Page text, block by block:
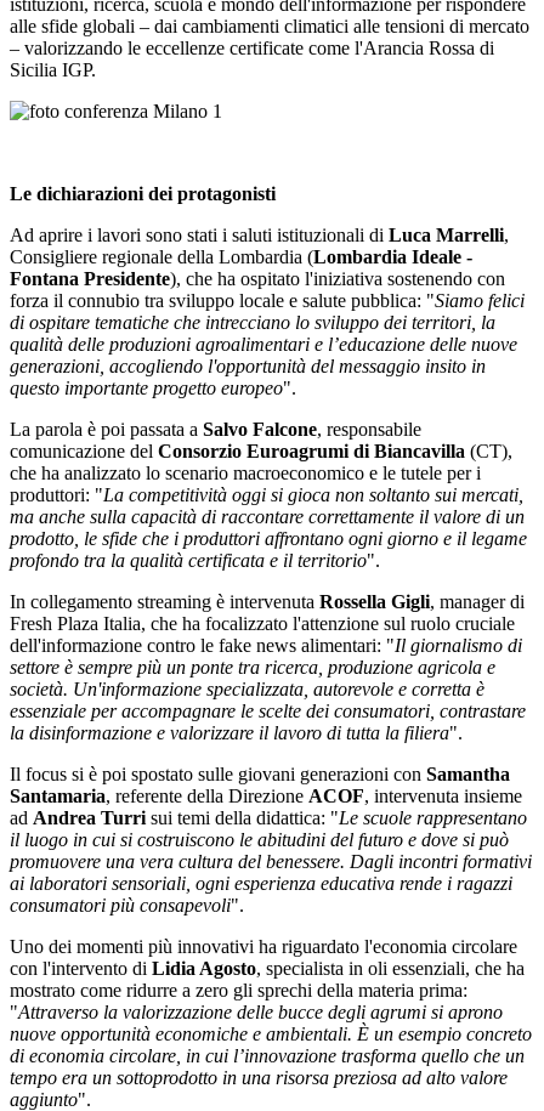
istituzioni, ricerca, scuola e mondo dell'informazione per rispondere
alle sfide globali – dai cambiamenti climatici alle tensioni di mercato
– valorizzando le eccellenze certificate come l'Arancia Rossa di
Sicilia IGP.
Le dichiarazioni dei protagonisti
Ad aprire i lavori sono stati i saluti istituzionali di Luca Marrelli,
Consigliere regionale della Lombardia (Lombardia Ideale -
Fontana Presidente), che ha ospitato l'iniziativa sostenendo con
forza il connubio tra sviluppo locale e salute pubblica: "Siamo felici
di ospitare tematiche che intrecciano lo sviluppo dei territori, la
qualità delle produzioni agroalimentari e l’educazione delle nuove
generazioni, accogliendo l'opportunità del messaggio insito in
questo importante progetto europeo".
La parola è poi passata a Salvo Falcone, responsabile
comunicazione del Consorzio Euroagrumi di Biancavilla (CT),
che ha analizzato lo scenario macroeconomico e le tutele per i
produttori: "La competitività oggi si gioca non soltanto sui mercati,
ma anche sulla capacità di raccontare correttamente il valore di un
prodotto, le sfide che i produttori affrontano ogni giorno e il legame
profondo tra la qualità certificata e il territorio".
In collegamento streaming è intervenuta Rossella Gigli, manager di
Fresh Plaza Italia, che ha focalizzato l'attenzione sul ruolo cruciale
dell'informazione contro le fake news alimentari: "Il giornalismo di
settore è sempre più un ponte tra ricerca, produzione agricola e
società. Un'informazione specializzata, autorevole e corretta è
essenziale per accompagnare le scelte dei consumatori, contrastare
la disinformazione e valorizzare il lavoro di tutta la filiera".
Il focus si è poi spostato sulle giovani generazioni con Samantha
Santamaria, referente della Direzione ACOF, intervenuta insieme
ad Andrea Turri sui temi della didattica: "Le scuole rappresentano
il luogo in cui si costruiscono le abitudini del futuro e dove si può
promuovere una vera cultura del benessere. Dagli incontri formativi
ai laboratori sensoriali, ogni esperienza educativa rende i ragazzi
consumatori più consapevoli".
Uno dei momenti più innovativi ha riguardato l'economia circolare
con l'intervento di Lidia Agosto, specialista in oli essenziali, che ha
mostrato come ridurre a zero gli sprechi della materia prima:
"Attraverso la valorizzazione delle bucce degli agrumi si aprono
nuove opportunità economiche e ambientali. È un esempio concreto
di economia circolare, in cui l’innovazione trasforma quello che un
tempo era un sottoprodotto in una risorsa preziosa ad alto valore
aggiunto".